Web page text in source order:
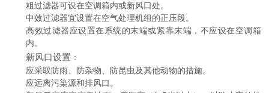
粗过滤器可设在空调箱内或新风口处。
中效过滤器宜设置在空气处理机组的正压段。
高效过滤器应设置在系统的末端或紧靠末端，不应设在空调箱
内。
新风口设置 ：
应采取防雨、防杂物、防昆虫及其他动物的措施。
应远离污染源和排风口。